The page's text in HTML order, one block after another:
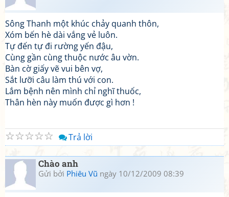
Sông Thanh một khúc chảy quanh thôn,
Xóm bến hè dài vắng vẻ luôn.
Tự đến tự đi rường yến đậu,
Cùng gần cùng thuộc nước âu vờn.
Bàn cờ giấy vẽ vui bên vợ,
Sắt lưỡi câu làm thú với con.
Lắm bệnh nên mình chỉ nghĩ thuốc,
Thân hèn này muốn được gì hơn !
☆
☆
☆
☆
☆ Trả lời
Chào anh
Gửi bởi Phiêu Vũ ngày 10/12/2009 08:39